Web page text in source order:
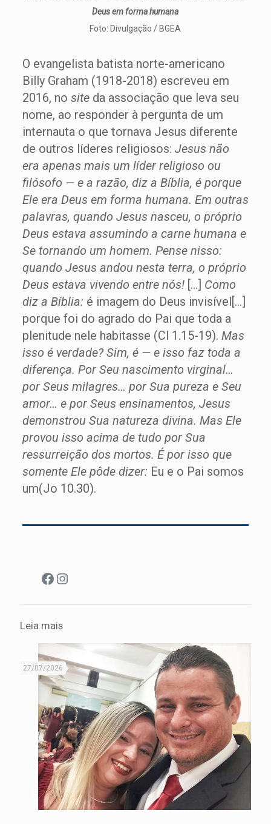
Deus em forma humana
Foto: Divulgação / BGEA
O evangelista batista norte-americano
Billy Graham (1918-2018) escreveu em
2016, no siteda associação que leva seu
nome, ao responder à pergunta de um
internauta o que tornava Jesus diferente
de outros líderes religiosos: Jesus não
era apenas mais um líder religioso ou
filósofo — e a razão, diz a Bíblia, é porque
Ele era Deus em forma humana. Em outras
palavras, quando Jesus nasceu, o próprio
Deus estava assumindo a carne humana e
Se tornando um homem. Pense nisso:
quando Jesus andou nesta terra, o próprio
Deus estava vivendo entre nós! […] Como
diz a Bíblia: é imagem do Deus invisível[…]
porque foi do agrado do Pai que toda a
plenitude nele habitasse (Cl 1.15-19). Mas
isso é verdade? Sim, é — e isso faz toda a
diferença. Por Seu nascimento virginal…
por Seus milagres… por Sua pureza e Seu
amor… e por Seus ensinamentos, Jesus
demonstrou Sua natureza divina. Mas Ele
provou isso acima de tudo por Sua
ressurreição dos mortos. É por isso que
somente Ele pôde dizer: Eu e o Pai somos
um(Jo 10.30).
Facebook
Instagram
Leia mais
27/07/2026